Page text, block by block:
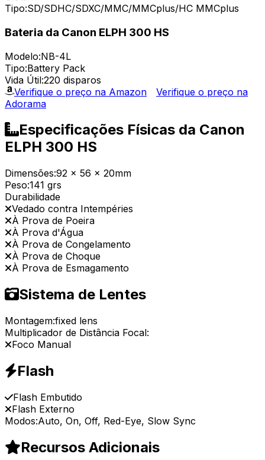
Tipo:SD/SDHC/SDXC/MMC/MMCplus/HC MMCplus
Bateria da Canon ELPH 300 HS
Modelo:NB-4L
Tipo:Battery Pack
Vida Útil:220 disparos
Verifique o preço na Amazon
Verifique o preço na
Adorama
Especificações Físicas da Canon
ELPH 300 HS
Dimensões:92 x 56 x 20mm
Peso:141 grs
Durabilidade
Vedado contra Intempéries
À Prova de Poeira
À Prova d'Água
À Prova de Congelamento
À Prova de Choque
À Prova de Esmagamento
Sistema de Lentes
Montagem:fixed lens
Multiplicador de Distância Focal:
Foco Manual
Flash
Flash Embutido
Flash Externo
Modos:Auto, On, Off, Red-Eye, Slow Sync
Recursos Adicionais